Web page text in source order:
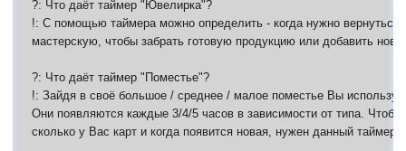
?: Что даёт таймер "Ювелирка"?
!: С помощью таймера можно определить - когда нужно
мастерскую, чтобы забрать готовую продукцию или добавить
?: Что даёт таймер "Поместье"?
!: Зайдя в своё большое / среднее / малое поместье Вы
Они появляются каждые 3/4/5 часов в зависимости от типа. Чтобы
сколько у Вас карт и когда появится новая, нужен данный таймер.